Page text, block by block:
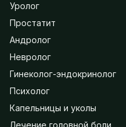
Уролог
Простатит
Андролог
Невролог
Гинеколог-эндокринолог
Психолог
Капельницы и уколы
Лечение головной боли